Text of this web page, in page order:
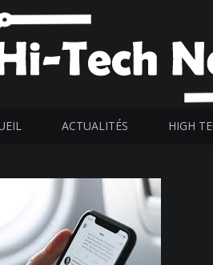
ACTUALITÉS HIGH